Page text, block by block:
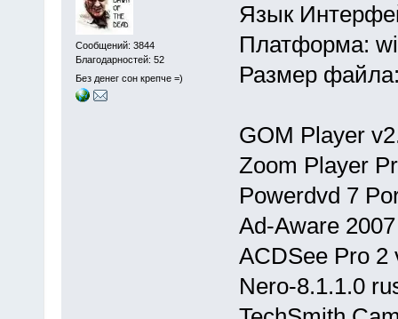
Сообщений: 3844
Благодарностей: 52
Без денег сон крепче =)
Язык
Платформа:
Размер файла:
GOM Player
Zoom Player
Powerdvd 7
Ad-Aware
ACDSee Pro 2
Nero-8.1.1.0